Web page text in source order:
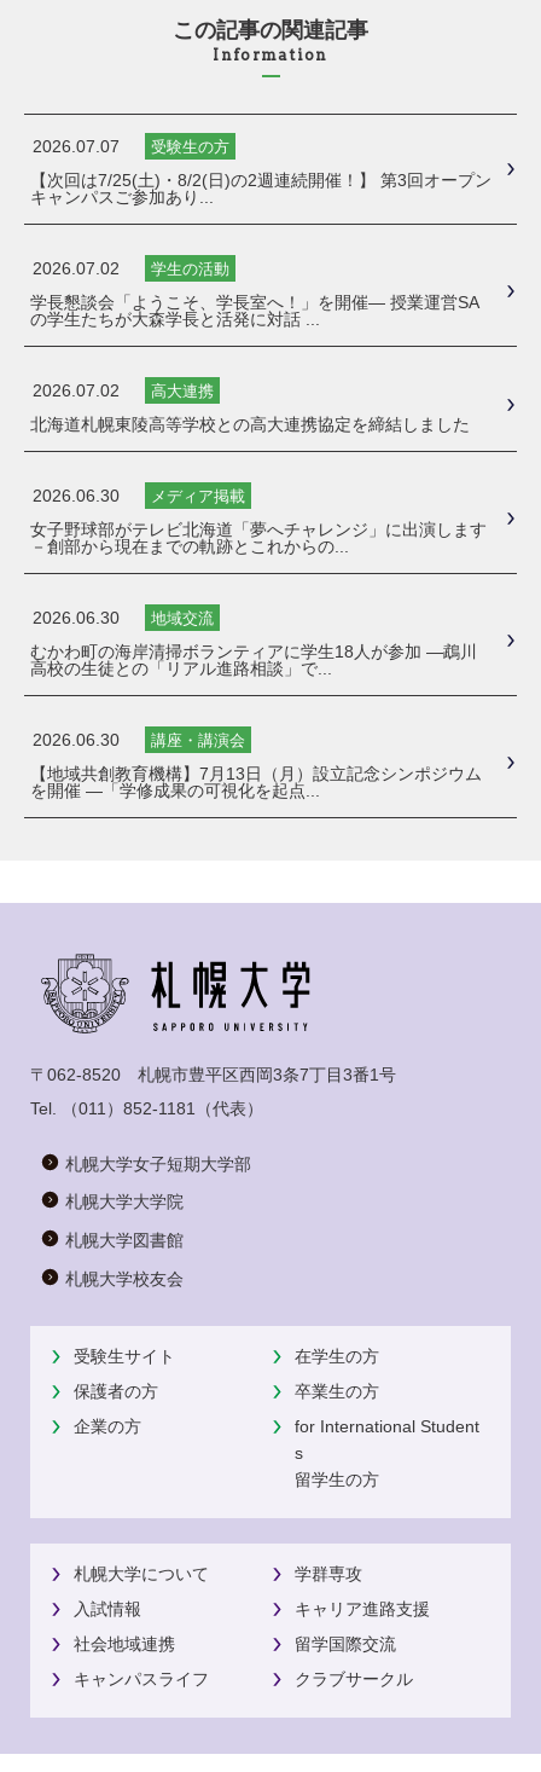
この記事の関連記事
Information
2026.07.07 受験生の方
【次回は7/25(土)・8/2(日)の2週連続開催！】 第3回オープン
キャンパスご参加あり...
2026.07.02 学生の活動
学長懇談会「ようこそ、学長室へ！」を開催― 授業運営SA
の学生たちが大森学長と活発に対話 ...
2026.07.02 高大連携
北海道札幌東陵高等学校との高大連携協定を締結しました
2026.06.30 メディア掲載
女子野球部がテレビ北海道「夢へチャレンジ」に出演します
－創部から現在までの軌跡とこれからの...
2026.06.30 地域交流
むかわ町の海岸清掃ボランティアに学生18人が参加 ―鵡川
高校の生徒との「リアル進路相談」で...
2026.06.30 講座・講演会
【地域共創教育機構】7月13日（月）設立記念シンポジウム
を開催 ―「学修成果の可視化を起点...
〒062-8520 札幌市豊平区西岡3条7丁目3番1号
Tel.
（011）852-1181 （代表）
札幌大学女子短期大学部
札幌大学大学院
札幌大学図書館
札幌大学校友会
受験生サイト
在学生の方
保護者の方
卒業生の方
企業の方
for International Student
s
留学生の方
札幌大学について
学群専攻
入試情報
キャリア進路支援
社会地域連携
留学国際交流
キャンパスライフ
クラブサークル